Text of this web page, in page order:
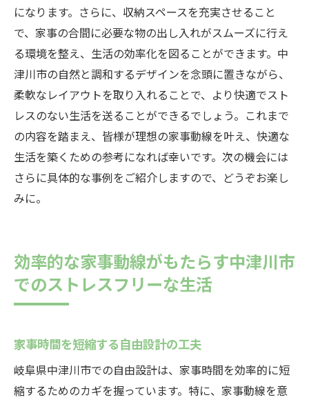
になります。さらに、収納スペースを充実させること
で、家事の合間に必要な物の出し入れがスムーズに行え
る環境を整え、生活の効率化を図ることができます。中
津川市の自然と調和するデザインを念頭に置きながら、
柔軟なレイアウトを取り入れることで、より快適でスト
レスのない生活を送ることができるでしょう。これまで
の内容を踏まえ、皆様が理想の家事動線を叶え、快適な
生活を築くための参考になれば幸いです。次の機会には
さらに具体的な事例をご紹介しますので、どうぞお楽し
みに。
効率的な家事動線がもたらす中津川市
でのストレスフリーな生活
家事時間を短縮する自由設計の工夫
岐阜県中津川市での自由設計は、家事時間を効率的に短
縮するためのカギを握っています。特に、家事動線を意